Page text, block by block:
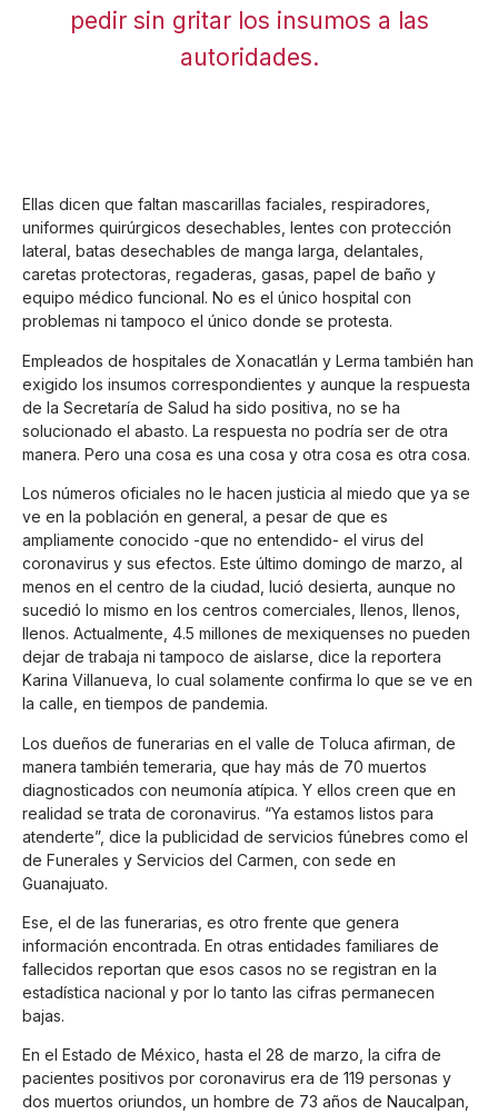
pedir sin gritar los insumos a las
autoridades.
Ellas dicen que faltan mascarillas faciales, respiradores,
uniformes quirúrgicos desechables, lentes con protección
lateral, batas desechables de manga larga, delantales,
caretas protectoras, regaderas, gasas, papel de baño y
equipo médico funcional. No es el único hospital con
problemas ni tampoco el único donde se protesta.
Empleados de hospitales de Xonacatlán y Lerma también han
exigido los insumos correspondientes y aunque la respuesta
de la Secretaría de Salud ha sido positiva, no se ha
solucionado el abasto. La respuesta no podría ser de otra
manera. Pero una cosa es una cosa y otra cosa es otra cosa.
Los números oficiales no le hacen justicia al miedo que ya se
ve en la población en general, a pesar de que es
ampliamente conocido -que no entendido- el virus del
coronavirus y sus efectos. Este último domingo de marzo, al
menos en el centro de la ciudad, lució desierta, aunque no
sucedió lo mismo en los centros comerciales, llenos, llenos,
llenos. Actualmente, 4.5 millones de mexiquenses no pueden
dejar de trabaja ni tampoco de aislarse, dice la reportera
Karina Villanueva, lo cual solamente confirma lo que se ve en
la calle, en tiempos de pandemia.
Los dueños de funerarias en el valle de Toluca afirman, de
manera también temeraria, que hay más de 70 muertos
diagnosticados con neumonía atípica. Y ellos creen que en
realidad se trata de coronavirus. “Ya estamos listos para
atenderte”, dice la publicidad de servicios fúnebres como el
de Funerales y Servicios del Carmen, con sede en
Guanajuato.
Ese, el de las funerarias, es otro frente que genera
información encontrada. En otras entidades familiares de
fallecidos reportan que esos casos no se registran en la
estadística nacional y por lo tanto las cifras permanecen
bajas.
En el Estado de México, hasta el 28 de marzo, la cifra de
pacientes positivos por coronavirus era de 119 personas y
dos muertos oriundos, un hombre de 73 años de Naucalpan,